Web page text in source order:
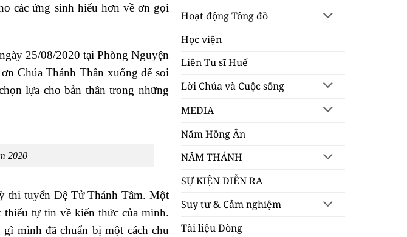
các ứng sinh hiểu hơn về ơn gọi
25/08/2020 tại Phòng Nguyện
Chúa Thánh Thần xuống để soi
lựa cho bản thân trong những
2020
thi tuyển Đệ Tử Thánh Tâm. Một
tự tin về kiến thức của mình.
mình đã chuẩn bị một cách chu
Hoạt động Tông đồ
Học viện
Liên Tu sĩ Huế
Lời Chúa và Cuộc sống
MEDIA
Năm Hồng Ân
NĂM THÁNH
SỰ KIỆN DIỄN RA
Suy tư & Cảm nghiệm
Tài liệu Dòng